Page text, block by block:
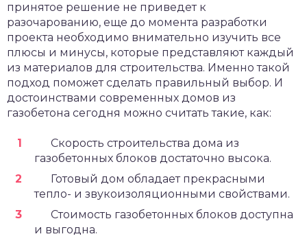
принятое решение не приведет к
разочарованию, еще до момента разработки
проекта необходимо внимательно изучить все
плюсы и минусы, которые представляют каждый
из материалов для строительства. Именно такой
подход поможет сделать правильный выбор. И
достоинствами современных домов из
газобетона сегодня можно считать такие, как:
Скорость строительства дома из
газобетонных блоков достаточно высока.
Готовый дом обладает прекрасными
тепло- и звукоизоляционными свойствами.
Стоимость газобетонных блоков доступна
и выгодна.